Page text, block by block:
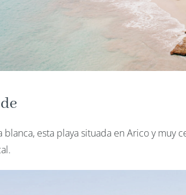
esta playa situada en Arico y muy